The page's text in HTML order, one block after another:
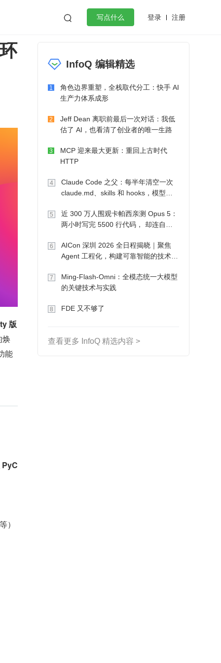
 写点什么 登录 注册
工作
微服务架构 flutter
版
焕
能
PyC
）
InfoQ 编辑精选
1
角色边界重塑，全栈取代分工：快手 AI
生产力体系成形
2
Jeff Dean 离职前最后一次对话：我低
估了 AI，也看清了创业者的唯一生路
3
MCP 迎来最大更新：重回上古时代
HTTP
4
Claude Code 之父：每半年清空一次
claude.md、skills 和 hooks，模型自
5
近 300 万人围观卡帕西亲测 Opus 5：
两小时写完 5500 行代码， 却连自己
6
AICon 深圳 2026 全日程揭晓｜聚焦
Agent 工程化，构建可靠智能的技术路
7
Ming-Flash-Omni：全模态统一大模型
的关键技术与实践
8 FDE 又不够了
查看更多 InfoQ 精选内容 >